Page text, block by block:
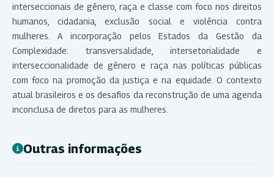
interseccionais de gênero, raça e classe com foco nos direitos
humanos, cidadania, exclusão social e violência contra
mulheres. A incorporação pelos Estados da Gestão da
Complexidade: transversalidade, intersetorialidade e
interseccionalidade de gênero e raça nas políticas públicas
com foco na promoção da justiça e na equidade. O contexto
atual brasileiros e os desafios da reconstrução de uma agenda
inconclusa de diretos para as mulheres.
Outras informações